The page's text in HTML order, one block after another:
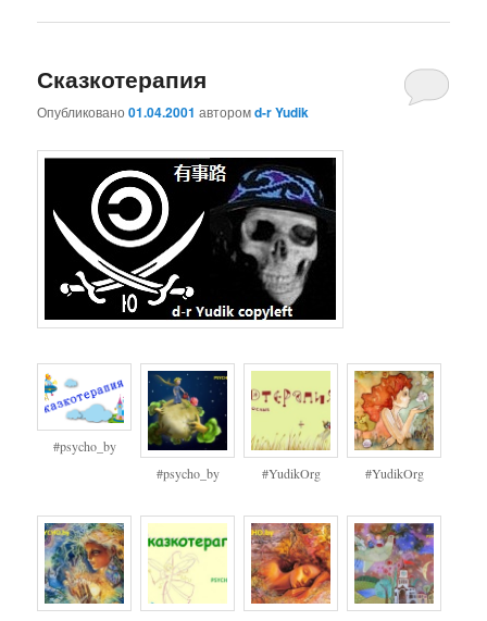
Сказкотерапия
Опубликовано01.04.2001 авторомd-r Yudik
#psycho_by
#psycho_by
#YudikOrg #YudikOrg